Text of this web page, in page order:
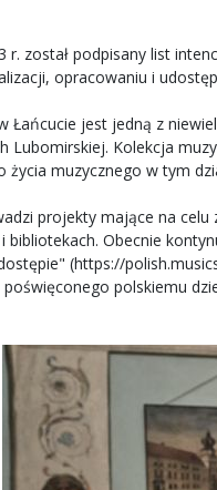
r. został podpisany list
opracowaniu i
Łańcucie jest jedną z
Lubomirskiej. Kolekcja
życia muzycznego w tym
projekty mające na
bibliotekach. Obecnie
(https://
polskiemu